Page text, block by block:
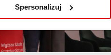
Spersonalizuj